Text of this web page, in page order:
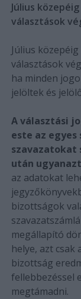
Július
választások
Július
választások
ha minden
jelöltek és
A választási
este az
szavazatokat
után
az adatokat
bizottságok
megállapító
helye, azt csak
bizottság
fellebbezéssel
megtámadni.